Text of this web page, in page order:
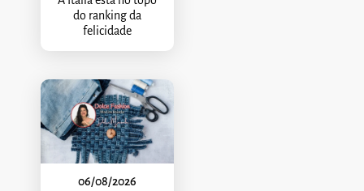
do ranking da
felicidade
06/08/2026